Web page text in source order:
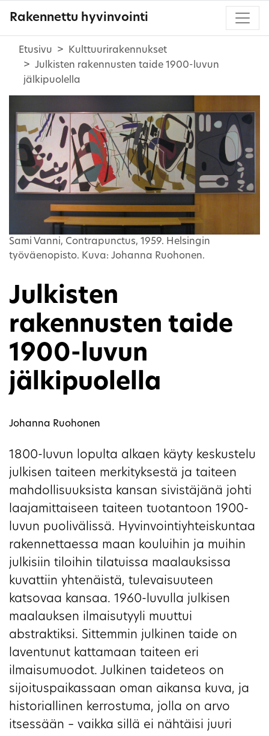
Rakennettu hyvinvointi
Etusivu
Kulttuurirakennukset
Julkisten rakennusten taide 1900-luvun
jälkipuolella
Sami Vanni, Contrapunctus, 1959. Helsingin
työväenopisto. Kuva: Johanna Ruohonen.
Julkisten
rakennusten taide
1900-luvun
jälkipuolella
Johanna Ruohonen
1800-luvun lopulta alkaen käyty keskustelu
julkisen taiteen merkityksestä ja taiteen
mahdollisuuksista kansan sivistäjänä johti
laajamittaiseen taiteen tuotantoon 1900-
luvun puolivälissä. Hyvinvointiyhteiskuntaa
rakennettaessa maan kouluihin ja muihin
julkisiin tiloihin tilatuissa maalauksissa
kuvattiin yhtenäistä, tulevaisuuteen
katsovaa kansaa. 1960-luvulla julkisen
maalauksen ilmaisutyyli muuttui
abstraktiksi. Sittemmin julkinen taide on
laventunut kattamaan taiteen eri
ilmaisumuodot. Julkinen taideteos on
sijoituspaikassaan oman aikansa kuva, ja
historiallinen kerrostuma, jolla on arvo
itsessään – vaikka sillä ei nähtäisi juuri